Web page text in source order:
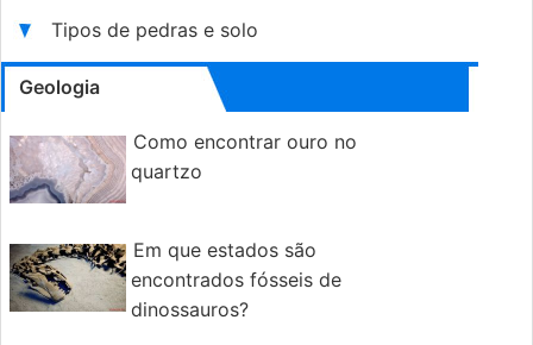
Tipos de pedras e solo
Geologia
Como encontrar ouro no
quartzo
Em que estados são
encontrados fósseis de
dinossauros?